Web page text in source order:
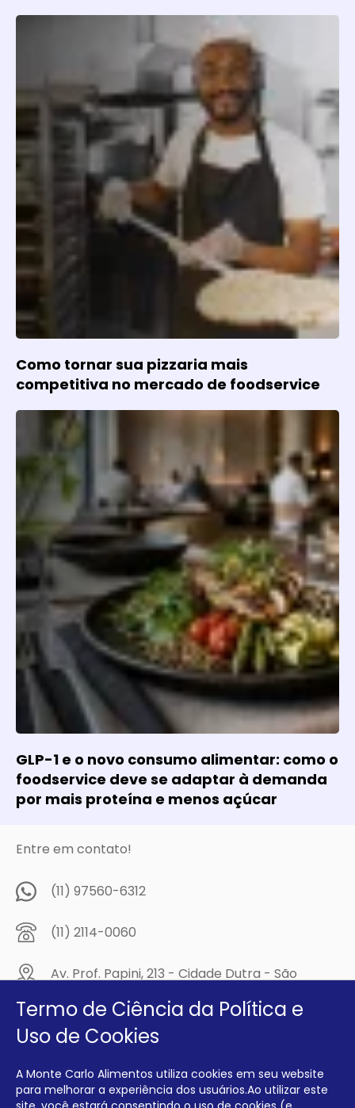
Como tornar sua pizzaria mais
competitiva no mercado de foodservice
GLP-1 e o novo consumo alimentar: como o
foodservice deve se adaptar à demanda
por mais proteína e menos açúcar
Entre em contato!
(11) 97560-6312
(11) 2114-0060
Av. Prof. Papini, 213 - Cidade Dutra - São
Compre na
MCA Virtual!
Siga a Monte Carlo Alimentos nas redes sociais!
Termo de Ciência da Política e
Uso de Cookies
A Monte Carlo Alimentos utiliza cookies em seu website
para melhorar a experiência dos usuários.Ao utilizar este